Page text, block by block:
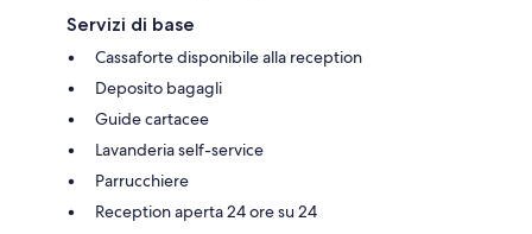
Servizi di base
Cassaforte disponibile alla reception
Deposito bagagli
Guide cartacee
Lavanderia self-service
Parrucchiere
Reception aperta 24 ore su 24